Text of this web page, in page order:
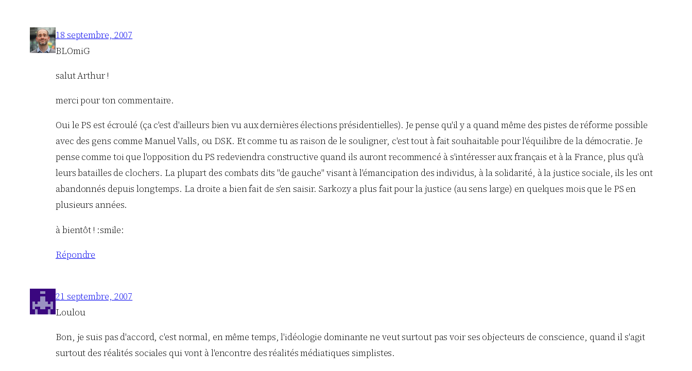
18 septembre, 2007
BLOmiG
salut Arthur !
merci pour ton commentaire.
Oui le PS est écroulé (ça c'est d'ailleurs bien vu aux dernières élections présidentielles). Je pense qu'il y a quand même des pistes de réforme possible
avec des gens comme Manuel Valls, ou DSK. Et comme tu as raison de le souligner, c'est tout à fait souhaitable pour l'équilibre de la démocratie. Je
pense comme toi que l'opposition du PS redeviendra constructive quand ils auront recommencé à s'intéresser aux français et à la France, plus qu'à
leurs batailles de clochers. La plupart des combats dits "de gauche" visant à l'émancipation des individus, à la solidarité, à la justice sociale, ils les ont
abandonnés depuis longtemps. La droite a bien fait de s'en saisir. Sarkozy a plus fait pour la justice (au sens large) en quelques mois que le PS en
plusieurs années.
à bientôt ! :smile:
Répondre
21 septembre, 2007
Loulou
Bon, je suis pas d'accord, c'est normal, en même temps, l'idéologie dominante ne veut surtout pas voir ses objecteurs de conscience, quand il s'agit
surtout des réalités sociales qui vont à l'encontre des réalités médiatiques simplistes.